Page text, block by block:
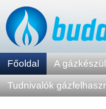
Főoldal A
Tudnivalók